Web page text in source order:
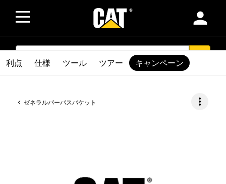
person
SEARCH
ゼネラルパーパスバケット more_vert
利点 仕様 ツール ツアー キャンペーン